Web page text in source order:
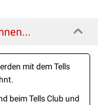
mit dem Tells
beim Tells Club und